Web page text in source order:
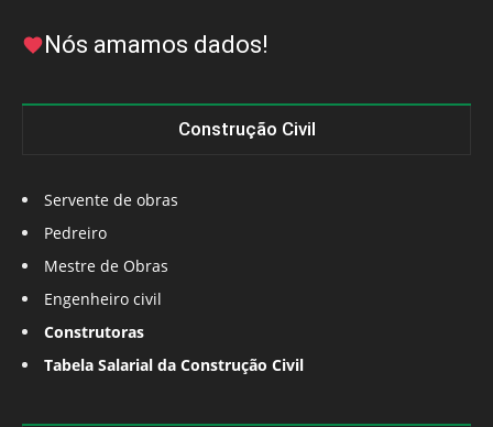
Nós amamos dados!
Construção Civil
Servente de obras
Pedreiro
Mestre de Obras
Engenheiro civil
Construtoras
Tabela Salarial da Construção Civil